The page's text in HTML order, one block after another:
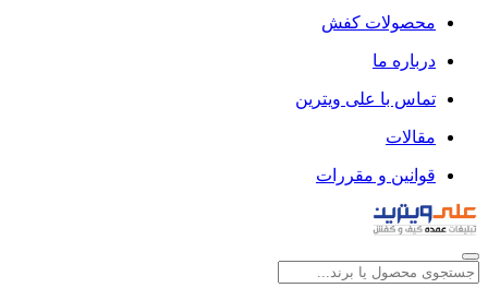
محصولات کفش
درباره ما
تماس با علی ویترین
مقالات
قوانین و مقررات